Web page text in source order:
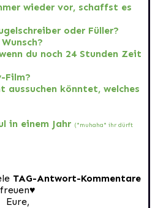
wieder vor, schaffst es
oder Füller?
Wunsch?
du noch 24 Stunden Zeit
Film?
aussuchen könntet, welches
in einem Jahr (*muhaha* ihr dürft
TAG-Antwort-Kommentare
freuen♥
Eure,